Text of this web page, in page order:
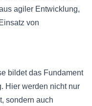
agiler Entwicklung,
von
bildet das Fundament
Hier werden nicht nur
sondern auch